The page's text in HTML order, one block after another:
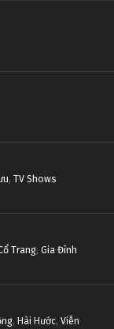
, TV Shows
Trang, Gia Đình
, Hài Hước, Viễn